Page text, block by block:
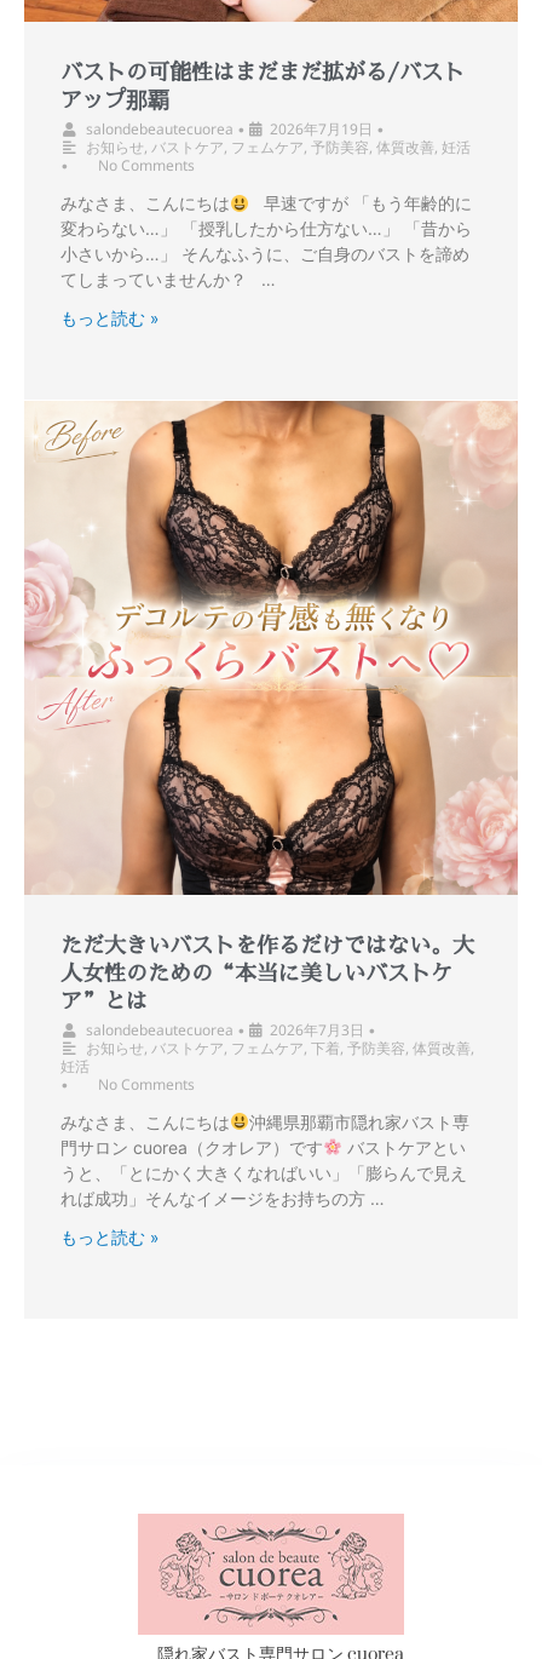
バストの可能性はまだまだ拡がる/バスト
アップ那覇
salondebeautecuorea • 2026年7月19日 •
お知らせ, バストケア, フェムケア, 予防美容, 体質改善, 妊活
•
No Comments
みなさま、こんにちは
早速ですが 「もう年齢的に
変わらない…」 「授乳したから仕方ない…」 「昔から
小さいから…」 そんなふうに、ご自身のバストを諦め
てしまっていませんか？ …
もっと読む »
ただ大きいバストを作るだけではない。大
人女性のための“本当に美しいバストケ
ア”とは
salondebeautecuorea • 2026年7月3日 •
お知らせ, バストケア, フェムケア, 下着, 予防美容, 体質改善,
妊活
•
No Comments
みなさま、こんにちは
沖縄県那覇市隠れ家バスト専
門サロン cuorea（クオレア）です
バストケアとい
うと、「とにかく大きくなればいい」「膨らんで見え
れば成功」そんなイメージをお持ちの方 …
もっと読む »